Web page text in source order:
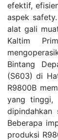
efektif,
aspek
alat gali
Kaltim
Bintang
(S603) di
R9800B
yang tinggi,
dipindahkan
Beberapa
produksi